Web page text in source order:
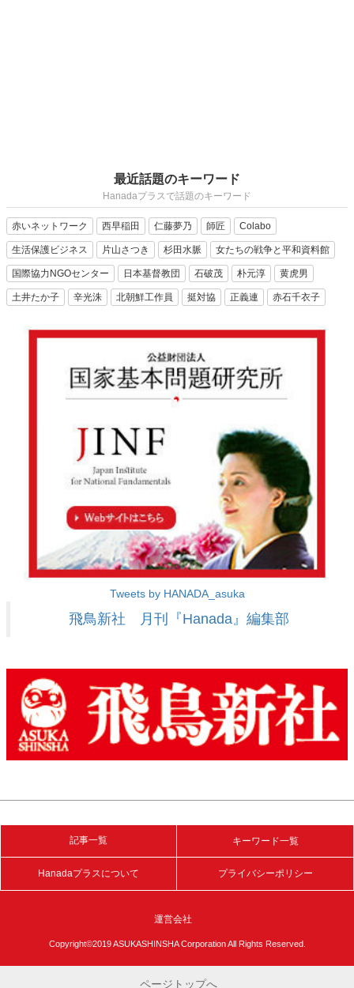
最近話題のキーワード
Hanadaプラスで話題のキーワード
赤いネットワーク 西早稲田 仁藤夢乃 師匠 Colabo
生活保護ビジネス 片山さつき 杉田水脈 女たちの戦争と平和資料館
国際協力NGOセンター 日本基督教団 石破茂 朴元淳 黄虎男
土井たか子 辛光洙 北朝鮮工作員 挺対協 正義連 赤石千衣子
Tweets by HANADA_asuka
飛鳥新社 月刊『Hanada』編集部
記事一覧 キーワード一覧
Hanadaプラスについて プライバシーポリシー
運営会社
Copyright©2019 ASUKASHINSHA Corporation All Rights Reserved.
ページトップへ